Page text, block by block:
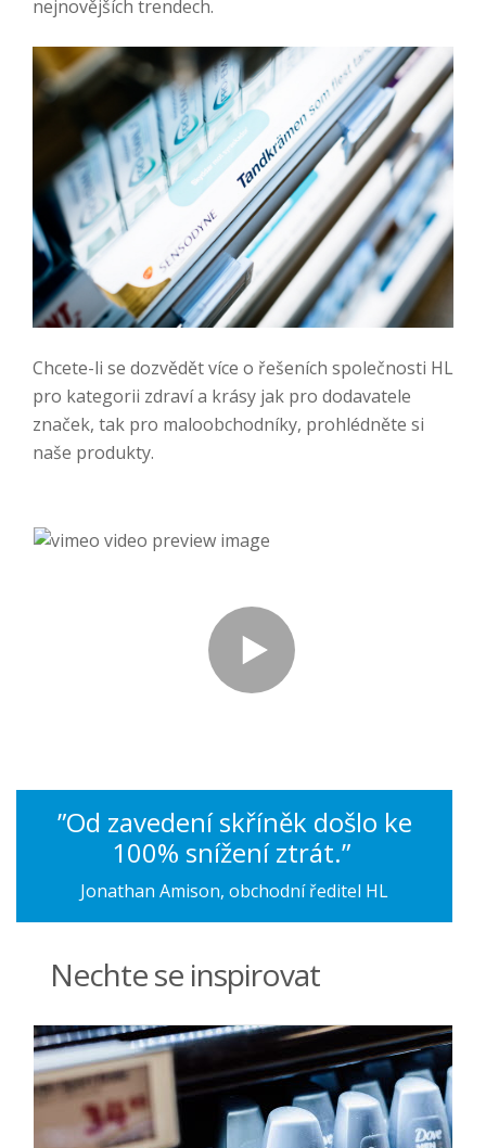
nejnovějších trendech.
Chcete-li se dozvědět více o řešeních společnosti HL
pro kategorii zdraví a krásy jak pro dodavatele
značek, tak pro maloobchodníky, prohlédněte si
naše produkty.
”Od zavedení skříněk došlo ke
100% snížení ztrát.”
Jonathan Amison, obchodní ředitel HL
Nechte se inspirovat